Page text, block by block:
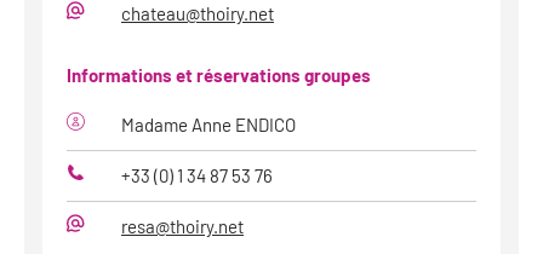
chateau@thoiry.net
Informations et réservations groupes
Madame Anne ENDICO
Téléphone
+33 (0) 1 34 87 53 76
resa@thoiry.net